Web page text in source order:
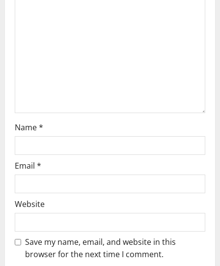
Name*
Email *
Website
Save my name, email, and website in this
browser for the next time I comment.